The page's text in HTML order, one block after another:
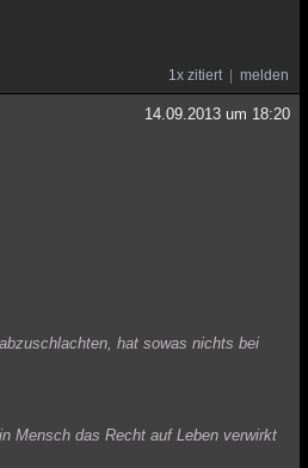
1x zitiert melden
14.09.2013 um 18:20
hat sowas nichts bei
Mensch das Recht auf Leben verwirkt